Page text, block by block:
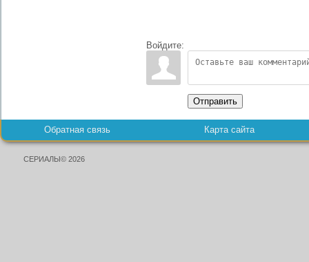
Войдите:
Отправить
Обратная связь Карта сайта
СЕРИАЛЫ© 2026